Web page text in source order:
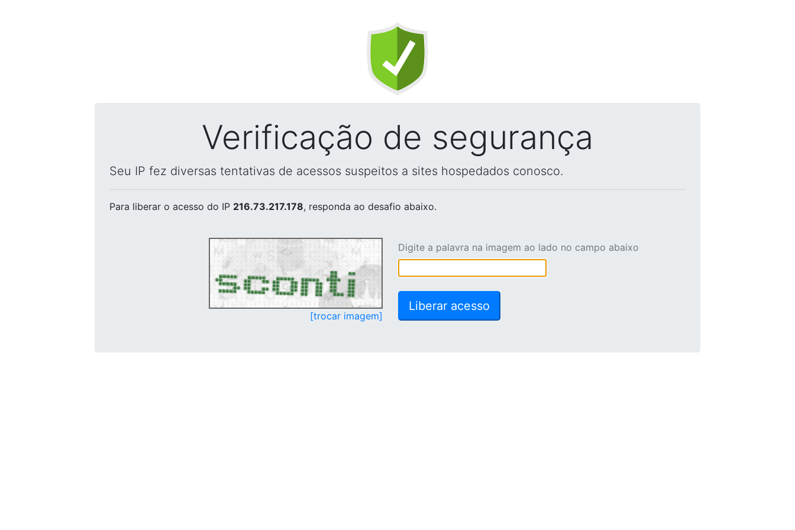
Verificação de segurança
Seu IP fez diversas tentativas de acessos suspeitos a sites hospedados conosco.
Para liberar o acesso do IP 216.73.217.178, responda ao desafio abaixo.
[trocar imagem]
Digite a palavra na imagem ao lado no campo abaixo